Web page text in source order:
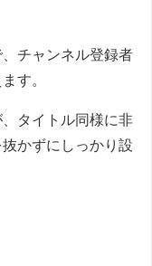
チャンネル登録者
す。
タイトル同様に非
かずにしっかり設